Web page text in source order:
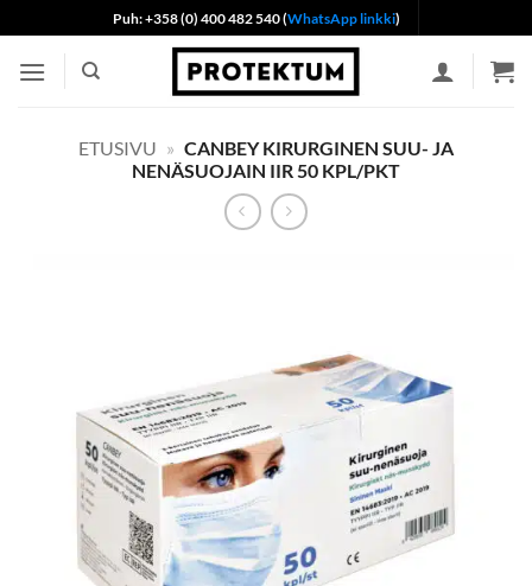
to
content
Puh: +358 (0) 400 482 540 (WhatsApp linkki)
ETUSIVU » CANBEY KIRURGINEN SUU- JA
NENÄSUOJAIN IIR 50 KPL/PKT